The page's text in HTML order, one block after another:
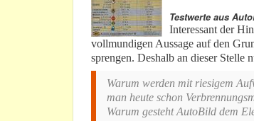
Testwerte aus
Interessant der
vollmundigen Aussage auf den
sprengen. Deshalb an dieser Stelle
Warum werden mit riesigem
man heute schon
Warum gesteht AutoBild dem